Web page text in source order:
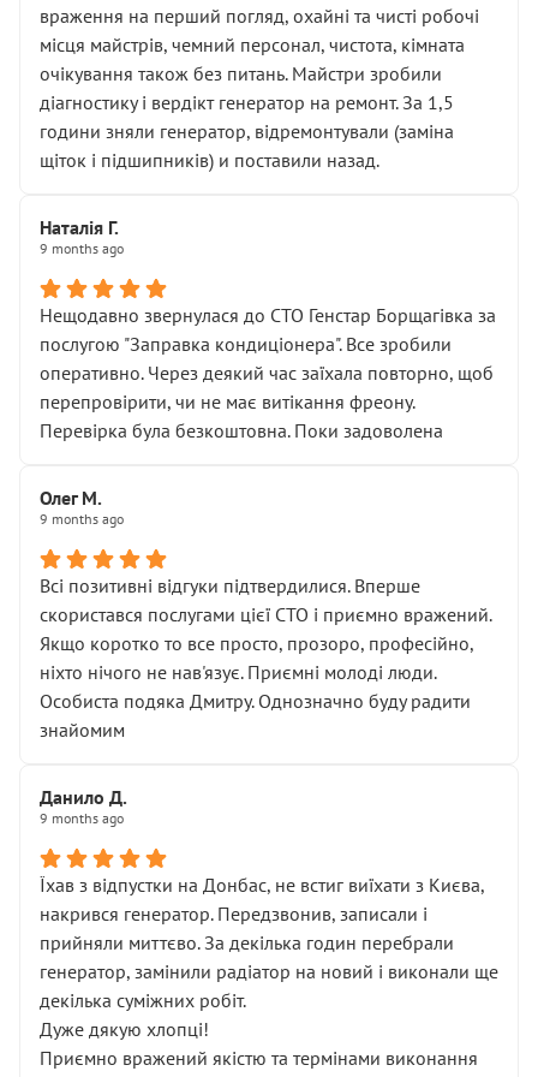
враження на перший погляд, охайні та чисті робочі
місця майстрів, чемний персонал, чистота, кімната
очікування також без питань. Майстри зробили
діагностику і вердікт генератор на ремонт. За 1,5
години зняли генератор, відремонтували (заміна
щіток і підшипників) и поставили назад.
Наталія Г.
9 months ago
Нещодавно звернулася до СТО Генстар Борщагівка за
послугою "Заправка кондиціонера". Все зробили
оперативно. Через деякий час заїхала повторно, щоб
перепровірити, чи не має витікання фреону.
Перевірка була безкоштовна. Поки задоволена
Олег М.
9 months ago
Всі позитивні відгуки підтвердилися. Вперше
скористався послугами цієї СТО і приємно вражений.
Якщо коротко то все просто, прозоро, професійно,
ніхто нічого не нав'язує. Приємні молоді люди.
Особиста подяка Дмитру. Однозначно буду радити
знайомим
Данило Д.
9 months ago
Їхав з відпустки на Донбас, не встиг виїхати з Києва,
накрився генератор. Передзвонив, записали і
прийняли миттєво. За декілька годин перебрали
генератор, замінили радіатор на новий і виконали ще
декілька суміжних робіт.
Дуже дякую хлопці!
Приємно вражений якістю та термінами виконання